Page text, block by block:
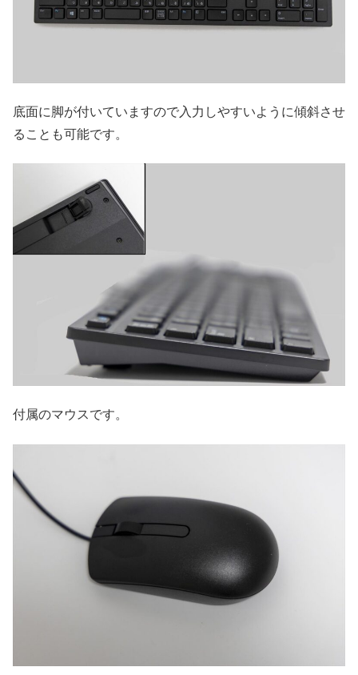
底面に脚が付いていますので入力しやすいように傾斜させ
ることも可能です。
付属のマウスです。